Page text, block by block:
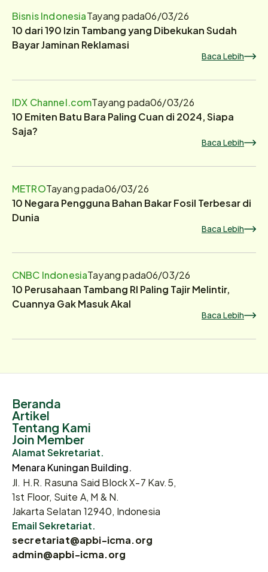
Bisnis IndonesiaTayang pada06/03/26
10 dari 190 Izin Tambang yang Dibekukan Sudah
Bayar Jaminan Reklamasi
Baca Lebih
IDX Channel.comTayang pada06/03/26
10 Emiten Batu Bara Paling Cuan di 2024, Siapa
Saja?
Baca Lebih
METROTayang pada06/03/26
10 Negara Pengguna Bahan Bakar Fosil Terbesar di
Dunia
Baca Lebih
CNBC IndonesiaTayang pada06/03/26
10 Perusahaan Tambang RI Paling Tajir Melintir,
Cuannya Gak Masuk Akal
Baca Lebih
Beranda
Artikel
Tentang Kami
Join Member
Alamat Sekretariat.
Menara Kuningan Building.
Jl. H.R. Rasuna Said Block X-7 Kav.5,
1st Floor, Suite A, M & N.
Jakarta Selatan 12940, Indonesia
Email Sekretariat.
secretariat@apbi-icma.org
admin@apbi-icma.org